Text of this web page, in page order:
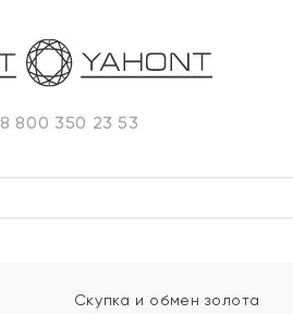
8 800 350 23 53
Скупка и обмен золота